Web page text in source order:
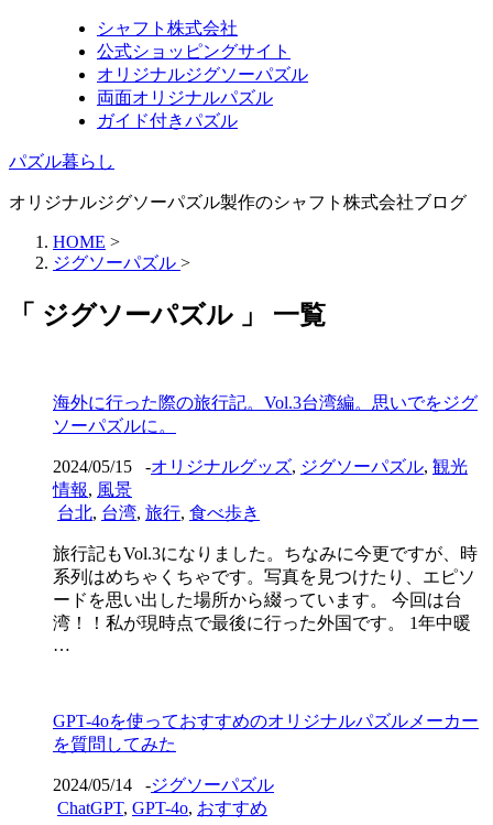
シャフト株式会社
公式ショッピングサイト
オリジナルジグソーパズル
両面オリジナルパズル
ガイド付きパズル
パズル暮らし
オリジナルジグソーパズル製作のシャフト株式会社ブログ
HOME >
ジグソーパズル >
「 ジグソーパズル 」 一覧
海外に行った際の旅行記。Vol.3台湾編。思いでをジグ
ソーパズルに。
2024/05/15 -オリジナルグッズ, ジグソーパズル, 観光
情報, 風景
台北, 台湾, 旅行, 食べ歩き
旅行記もVol.3になりました。ちなみに今更ですが、時
系列はめちゃくちゃです。写真を見つけたり、エピソ
ードを思い出した場所から綴っています。 今回は台
湾！！私が現時点で最後に行った外国です。 1年中暖
…
GPT-4oを使っておすすめのオリジナルパズルメーカー
を質問してみた
2024/05/14 -ジグソーパズル
ChatGPT, GPT-4o, おすすめ